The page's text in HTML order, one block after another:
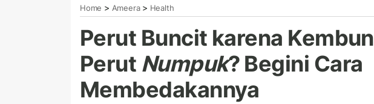
Home > Ameera> Health
Perut Buncit karena
Perut Numpuk? Begini Cara
Membedakannya